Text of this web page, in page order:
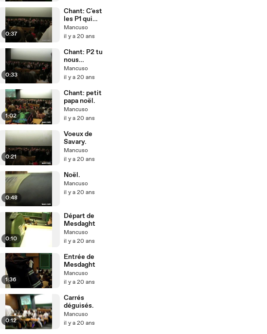
0:37
Chant: C'est
les P1 qui
geulent...
Mancuso
il y a 20 ans
0:33
Chant: P2 tu
nous
délaisse...
Mancuso
il y a 20 ans
1:02
Chant: petit
papa noël.
Mancuso
il y a 20 ans
0:21
Voeux de
Savary.
Mancuso
il y a 20 ans
0:48
Noël.
Mancuso
il y a 20 ans
0:10
Départ de
Mesdaght
Mancuso
il y a 20 ans
1:36
Entrée de
Mesdaght
Mancuso
il y a 20 ans
0:12
Carrés
déguisés.
Mancuso
il y a 20 ans